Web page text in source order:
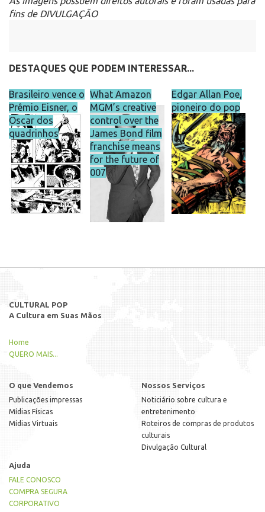
fins de DIVULGAÇÃO
DESTAQUES QUE PODEM INTERESSAR...
Brasileiro vence o
Prêmio Eisner, o
Oscar dos
quadrinhos
What Amazon
MGM’s creative
control over the
James Bond film
franchise means
for the future of
007
Edgar Allan Poe,
pioneiro do pop
CULTURAL POP
A Cultura em Suas Mãos
Home
QUERO MAIS...
O que Vendemos
Publicações impressas
Mídias Físicas
Mídias Virtuais
Nossos Serviços
Noticiário sobre cultura e
entretenimento
Roteiros de compras de produtos
culturais
Divulgação Cultural
Ajuda
FALE CONOSCO
COMPRA SEGURA
CORPORATIVO